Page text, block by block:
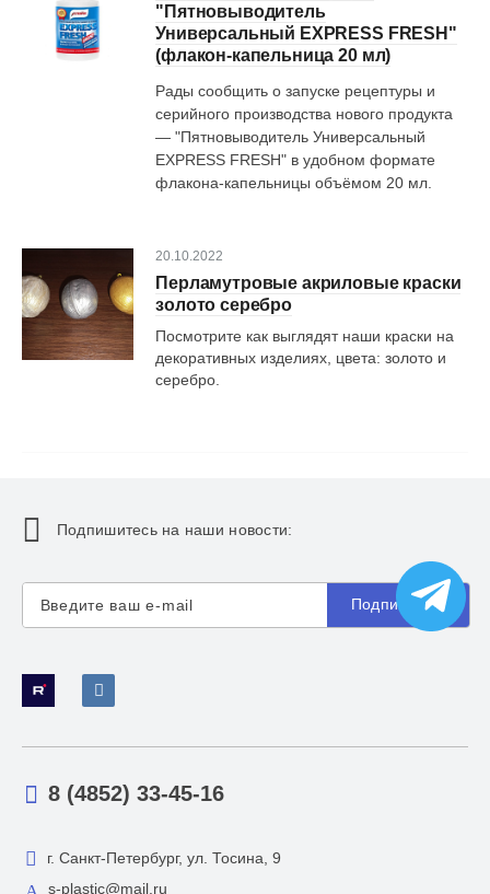
"Пятновыводитель
Универсальный EXPRESS FRESH"
(флакон-капельница 20 мл)
Рады сообщить о запуске рецептуры и
серийного производства нового продукта
— "Пятновыводитель Универсальный
EXPRESS FRESH" в удобном формате
флакона-капельницы объёмом 20 мл.
20.10.2022
Перламутровые акриловые краски
золото серебро
Посмотрите как выглядят наши краски на
декоративных изделиях, цвета: золото и
серебро.
Подпишитесь на наши новости:
Подписаться
8 (4852) 33-45-16
г. Санкт-Петербург, ул. Тосина, 9
s-plastic@mail.ru